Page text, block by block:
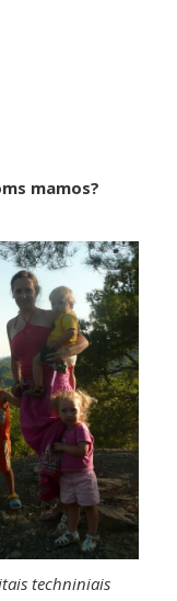
mamos?
techniniais